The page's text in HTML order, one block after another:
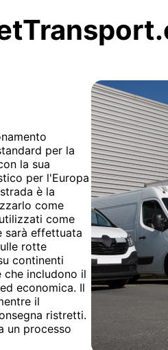
per la
la sua
per l'Europa
è la
come
come
sarà effettuata
rotte
continenti
includono il
economica. Il
il
ristretti.
un processo